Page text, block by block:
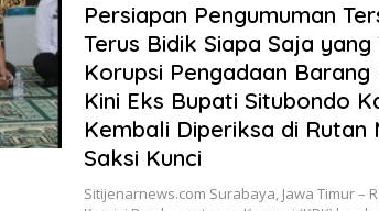
Persiapan Pengumuman
Terus Bidik Siapa Saja
Korupsi Pengadaan Barang
Kini Eks Bupati Situbondo
Kembali Diperiksa di Rutan
Saksi Kunci
Sitijenarnews.com Surabaya, Jawa Timur –